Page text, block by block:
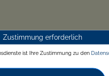
Zustimmung erforderlich
ist Ihre Zustimmung zu den